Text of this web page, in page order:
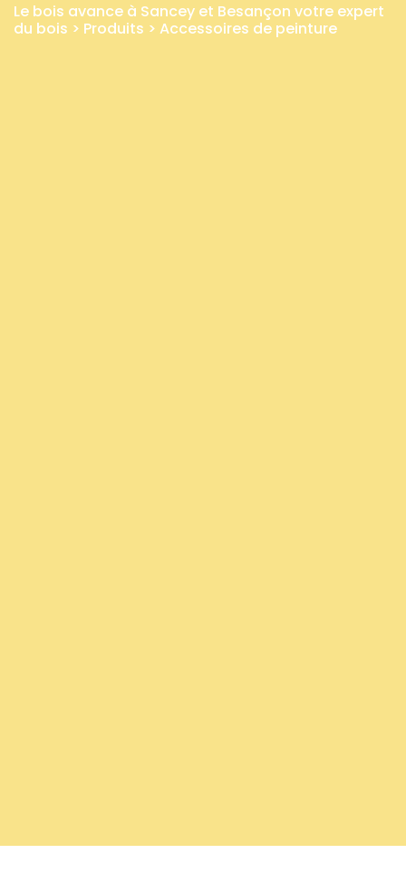
Le bois avance à Sancey et Besançon votre expert
du bois > Produits > Accessoires de peinture